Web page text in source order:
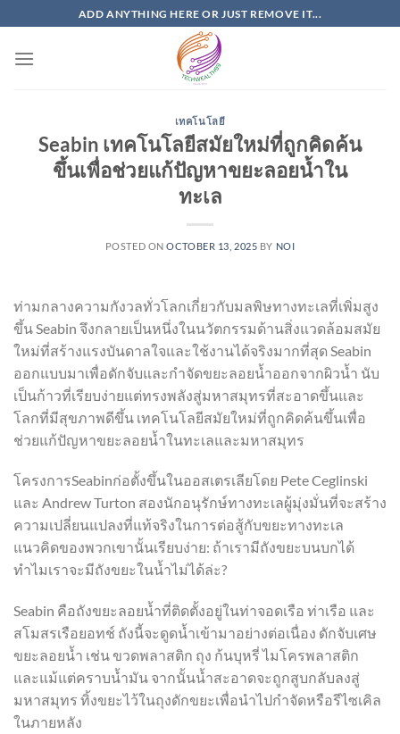
to
content
ADD ANYTHING HERE OR JUST REMOVE IT...
เทคโนโลยี
Seabin เทคโนโลยีสมัยใหม่ที่ถูกคิดค้น
ขึ้นเพื่อช่วยแก้ปัญหาขยะลอยน้ำใน
ทะเล
POSTED ONOCTOBER 13, 2025 BY NOI
ท่ามกลางความกังวลทั่วโลกเกี่ยวกับมลพิษทางทะเลที่เพิ่มสูง
ขึ้น Seabin จึงกลายเป็นหนึ่งในนวัตกรรมด้านสิ่งแวดล้อมสมัย
ใหม่ที่สร้างแรงบันดาลใจและใช้งานได้จริงมากที่สุด Seabin
ออกแบบมาเพื่อดักจับและกำจัดขยะลอยน้ำออกจากผิวน้ำ นับ
เป็นก้าวที่เรียบง่ายแต่ทรงพลังสู่มหาสมุทรที่สะอาดขึ้นและ
โลกที่มีสุขภาพดีขึ้น เทคโนโลยีสมัยใหม่ที่ถูกคิดค้นขึ้นเพื่อ
ช่วยแก้ปัญหาขยะลอยน้ำในทะเลและมหาสมุทร
โครงการSeabinก่อตั้งขึ้นในออสเตรเลียโดย Pete Ceglinski
และ Andrew Turton สองนักอนุรักษ์ทางทะเลผู้มุ่งมั่นที่จะสร้าง
ความเปลี่ยนแปลงที่แท้จริงในการต่อสู้กับขยะทางทะเล
แนวคิดของพวกเขานั้นเรียบง่าย: ถ้าเรามีถังขยะบนบกได้
ทำไมเราจะมีถังขยะในน้ำไม่ได้ล่ะ?
Seabin คือถังขยะลอยน้ำที่ติดตั้งอยู่ในท่าจอดเรือ ท่าเรือ และ
สโมสรเรือยอทช์ ถังนี้จะดูดน้ำเข้ามาอย่างต่อเนื่อง ดักจับเศษ
ขยะลอยน้ำ เช่น ขวดพลาสติก ถุง ก้นบุหรี่ ไมโครพลาสติก
และแม้แต่คราบน้ำมัน จากนั้นน้ำสะอาดจะถูกสูบกลับลงสู่
มหาสมุทร ทิ้งขยะไว้ในถุงดักขยะเพื่อนำไปกำจัดหรือรีไซเคิล
ในภายหลัง